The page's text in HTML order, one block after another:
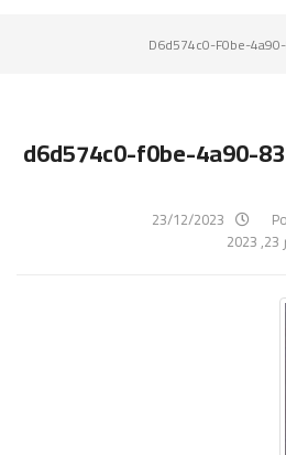
D6d574c0-F0be-
d6d574c0-f0be-4a90-
23/12/2023